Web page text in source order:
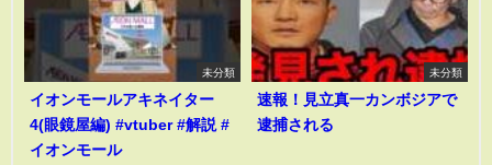
未分類
イオンモールアキネイター
4(眼鏡屋編) #vtuber #解説 #
イオンモール
未分類
速報！見立真一カンボジアで
逮捕される